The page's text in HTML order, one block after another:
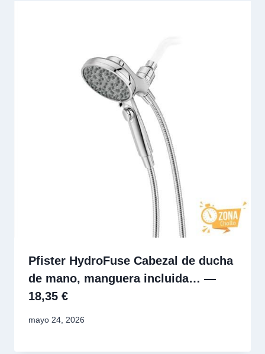
Pfister HydroFuse Cabezal de ducha
de mano, manguera incluida… —
18,35 €
mayo 24, 2026